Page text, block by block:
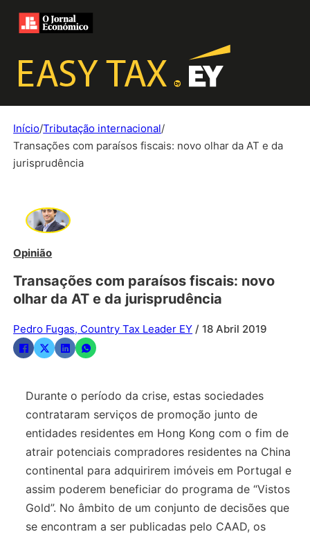
Início/Tributação internacional/
Transações com paraísos fiscais: novo olhar da AT e da
jurisprudência
Opinião
Transações com paraísos fiscais: novo
olhar da AT e da jurisprudência
Pedro Fugas, Country Tax Leader EY / 18 Abril 2019
Durante o período da crise, estas sociedades
contrataram serviços de promoção junto de
entidades residentes em Hong Kong com o fim de
atrair potenciais compradores residentes na China
continental para adquirirem imóveis em Portugal e
assim poderem beneficiar do programa de “Vistos
Gold”. No âmbito de um conjunto de decisões que
se encontram a ser publicadas pelo CAAD, os